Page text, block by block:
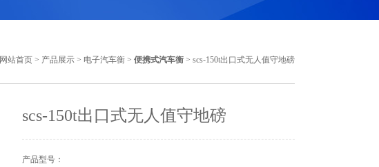
网站首页 > 产品展示 > 电子汽车衡 > 便携式汽车衡 > scs-150t出口式无人值守地磅
scs-150t出口式无人值守地磅
产品型号：